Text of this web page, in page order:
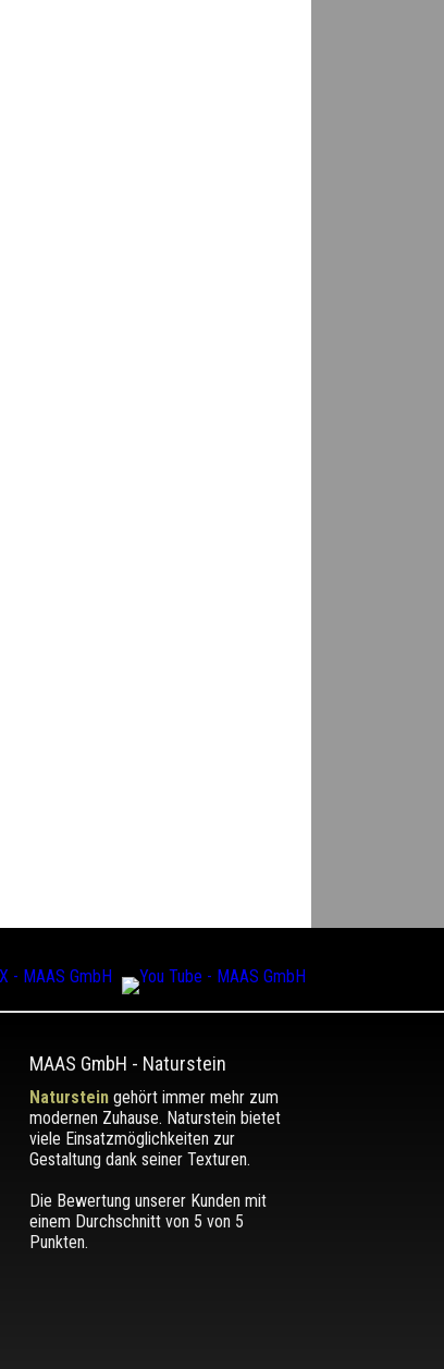
MAAS GmbH - Naturstein
Natursteingehört immer mehr zum
modernen Zuhause. Naturstein bietet
viele Einsatzmöglichkeiten zur
Gestaltung dank seiner Texturen.
Die Bewertung unserer Kunden mit
einem Durchschnitt von 5 von 5
Punkten.